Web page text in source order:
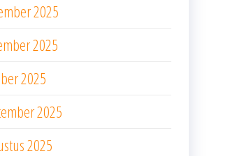
2025
2025
2025
2025
2025